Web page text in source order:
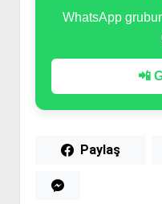
WhatsApp
📲
Paylaş